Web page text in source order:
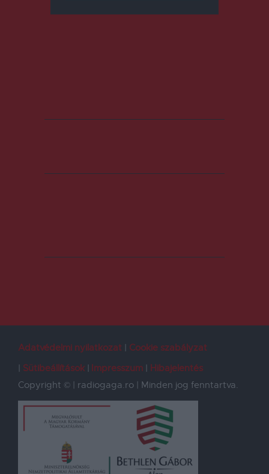
Adatvédelmi nyilatkozat
Cookie szabályzat
Sütibeállítások
Impresszum
Hibajelentés
Copyright © | radiogaga.ro | Minden jog fenntartva.